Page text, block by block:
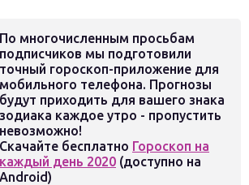
По многочисленным просьбам
подписчиков мы подготовили
точный гороскоп-приложение для
мобильного телефона. Прогнозы
будут приходить для вашего знака
зодиака каждое утро - пропустить
невозможно!
Скачайте бесплатно Гороскоп на
каждый день 2020 (доступно на
Android)